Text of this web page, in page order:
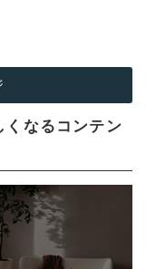
くなるコンテン